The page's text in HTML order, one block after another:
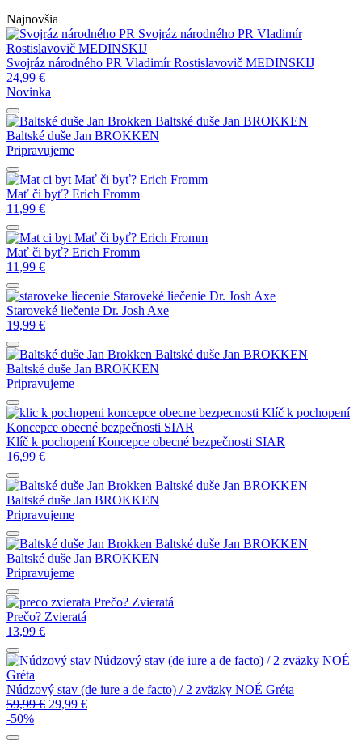
Najnovšia
Svojráz národného PR Vladimír
Rostislavovič MEDINSKIJ
Svojráz národného PR Vladimír Rostislavovič MEDINSKIJ
24,99 €
Novinka
Baltské duše Jan BROKKEN
Baltské duše Jan BROKKEN
Pripravujeme
Mať či byť? Erich Fromm
Mať či byť? Erich Fromm
11,99 €
Mať či byť? Erich Fromm
Mať či byť? Erich Fromm
11,99 €
Staroveké liečenie Dr. Josh Axe
Staroveké liečenie Dr. Josh Axe
19,99 €
Baltské duše Jan BROKKEN
Baltské duše Jan BROKKEN
Pripravujeme
Klíč k pochopení
Koncepce obecné bezpečnosti SIAR
Klíč k pochopení Koncepce obecné bezpečnosti SIAR
16,99 €
Baltské duše Jan BROKKEN
Baltské duše Jan BROKKEN
Pripravujeme
Baltské duše Jan BROKKEN
Baltské duše Jan BROKKEN
Pripravujeme
Prečo? Zvieratá
Prečo? Zvieratá
13,99 €
Núdzový stav (de iure a de facto) / 2 zväzky NOÉ
Gréta
Núdzový stav (de iure a de facto) / 2 zväzky NOÉ Gréta
59,99€ 29,99 €
-50%